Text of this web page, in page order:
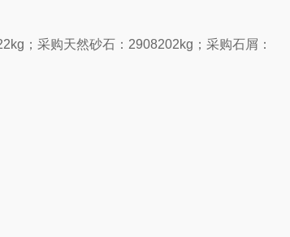
；采购天然砂石： 2908202kg ；采购石屑：